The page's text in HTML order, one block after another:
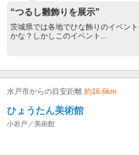
“つるし雛飾りを展示”
茨城県では各地でひな飾りのイベン
かな？しかしこのイベント...
水戸市からの目安距離 約16.6km
ひょうたん美術館
小岩戸／美術館